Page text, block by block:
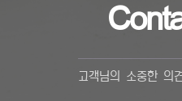
고객님의 소중한 의